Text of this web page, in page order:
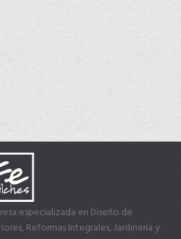
especializada en Diseño de
Reformas Integrales, Jardinería y